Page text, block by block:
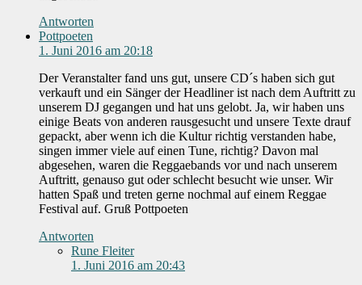
Antworten
Pottpoeten
1. Juni 2016 am 20:18
Der Veranstalter fand uns gut, unsere CD´s haben sich gut
verkauft und ein Sänger der Headliner ist nach dem Auftritt zu
unserem DJ gegangen und hat uns gelobt. Ja, wir haben uns
einige Beats von anderen rausgesucht und unsere Texte drauf
gepackt, aber wenn ich die Kultur richtig verstanden habe,
singen immer viele auf einen Tune, richtig? Davon mal
abgesehen, waren die Reggaebands vor und nach unserem
Auftritt, genauso gut oder schlecht besucht wie unser. Wir
hatten Spaß und treten gerne nochmal auf einem Reggae
Festival auf. Gruß Pottpoeten
Antworten
Rune Fleiter
1. Juni 2016 am 20:43